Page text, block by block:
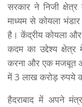
सरकार ने निजी
माध्यम से कोयला
है। केंद्रीय कोयला
कदम का उद्देश्य
करना और एक मजबूत
में 3 लाख करोड़ रुपये
हैदराबाद में अपने